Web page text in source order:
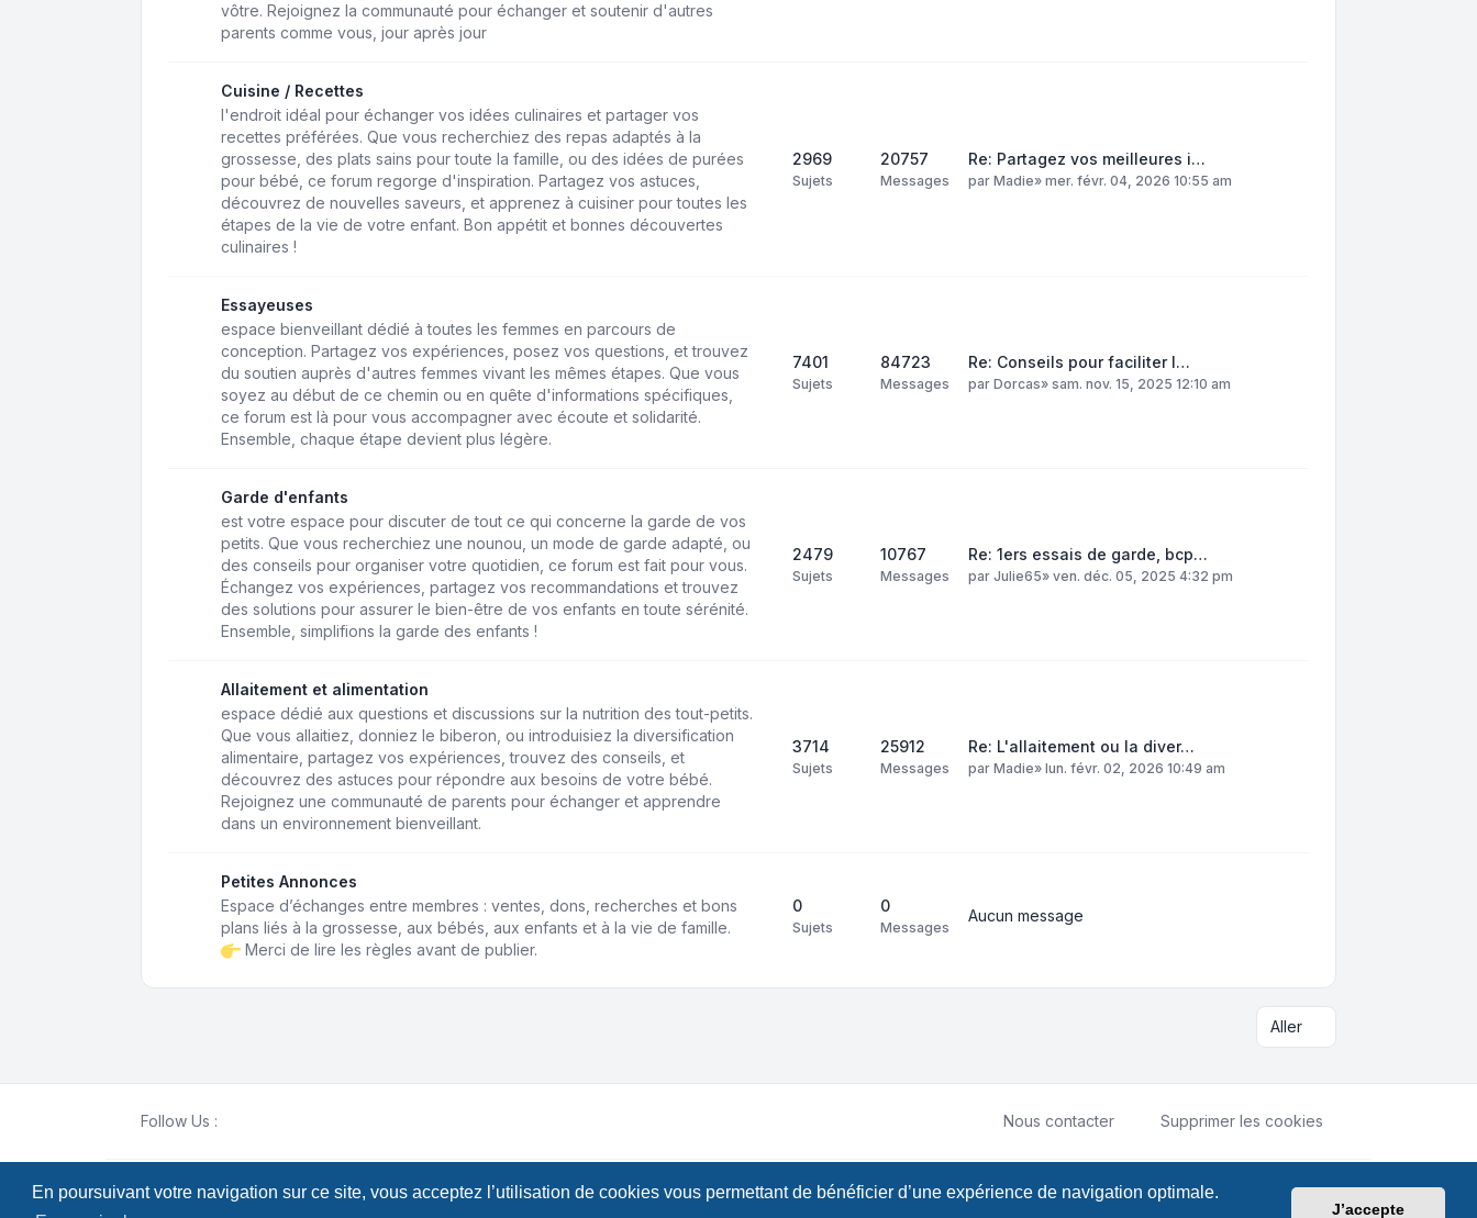
En poursuivant votre navigation sur ce site, vous acceptez l’utilisation de cookies vous permettant de bénéficier d’une expérience de navigation optimale.
J’accepte
vôtre. Rejoignez la communauté pour échanger et soutenir d'autres
parents comme vous, jour après jour
Cuisine / Recettes
l'endroit idéal pour échanger vos idées culinaires et partager vos
recettes préférées. Que vous recherchiez des repas adaptés à la
grossesse, des plats sains pour toute la famille, ou des idées de purées
pour bébé, ce forum regorge d'inspiration. Partagez vos astuces,
découvrez de nouvelles saveurs, et apprenez à cuisiner pour toutes les
étapes de la vie de votre enfant. Bon appétit et bonnes découvertes
culinaires !
2969
Sujets
20757
Messages
Re: Partagez vos meilleures i…
par Madie» mer. févr. 04, 2026 10:55 am
Essayeuses
espace bienveillant dédié à toutes les femmes en parcours de
conception. Partagez vos expériences, posez vos questions, et trouvez
du soutien auprès d'autres femmes vivant les mêmes étapes. Que vous
soyez au début de ce chemin ou en quête d'informations spécifiques,
ce forum est là pour vous accompagner avec écoute et solidarité.
Ensemble, chaque étape devient plus légère.
7401
Sujets
84723
Messages
Re: Conseils pour faciliter l…
par Dorcas» sam. nov. 15, 2025 12:10 am
Garde d'enfants
est votre espace pour discuter de tout ce qui concerne la garde de vos
petits. Que vous recherchiez une nounou, un mode de garde adapté, ou
des conseils pour organiser votre quotidien, ce forum est fait pour vous.
Échangez vos expériences, partagez vos recommandations et trouvez
des solutions pour assurer le bien-être de vos enfants en toute sérénité.
Ensemble, simplifions la garde des enfants !
2479
Sujets
10767
Messages
Re: 1ers essais de garde, bcp…
par Julie65» ven. déc. 05, 2025 4:32 pm
Allaitement et alimentation
espace dédié aux questions et discussions sur la nutrition des tout-petits.
Que vous allaitiez, donniez le biberon, ou introduisiez la diversification
alimentaire, partagez vos expériences, trouvez des conseils, et
découvrez des astuces pour répondre aux besoins de votre bébé.
Rejoignez une communauté de parents pour échanger et apprendre
dans un environnement bienveillant.
3714
Sujets
25912
Messages
Re: L'allaitement ou la diver…
par Madie» lun. févr. 02, 2026 10:49 am
Petites Annonces
Espace d’échanges entre membres : ventes, dons, recherches et bons
plans liés à la grossesse, aux bébés, aux enfants et à la vie de famille.
Merci de lire les règles avant de publier.
0
Sujets
0
Messages
Aucun message
Aller
Follow Us : Nous contacter Supprimer les cookies
Développé parphpBB® Forum Software © phpBB Limited • Design byLeenoz.com
Confidentialité|Conditions|Fuseau horaire sur UTC+02:00